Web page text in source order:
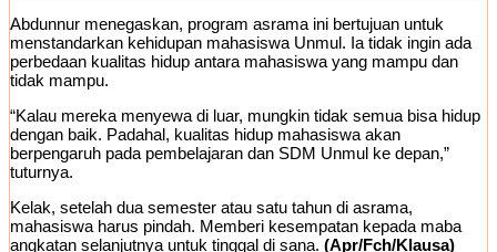
Abdunnur menegaskan, program asrama ini bertujuan untuk
menstandarkan kehidupan mahasiswa Unmul. Ia tidak ingin ada
perbedaan kualitas hidup antara mahasiswa yang mampu dan
tidak mampu.
“Kalau mereka menyewa di luar, mungkin tidak semua bisa hidup
dengan baik. Padahal, kualitas hidup mahasiswa akan
berpengaruh pada pembelajaran dan SDM Unmul ke depan,”
tuturnya.
Kelak, setelah dua semester atau satu tahun di asrama,
mahasiswa harus pindah. Memberi kesempatan kepada maba
angkatan selanjutnya untuk tinggal di sana. (Apr/Fch/Klausa)